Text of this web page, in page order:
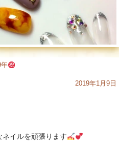
年
2019年1月9日
イルを頑張ります